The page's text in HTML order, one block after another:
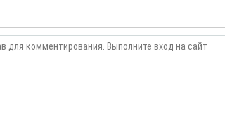
для комментирования. Выполните вход на сайт